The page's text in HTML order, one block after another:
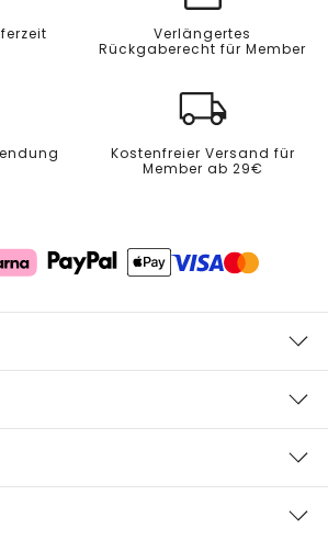
Verlängertes
Rückgaberecht für Member
Kostenfreier Versand für
Member ab 29€